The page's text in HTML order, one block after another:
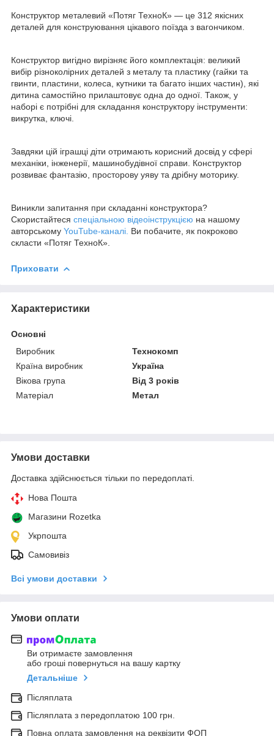
Конструктор металевий «Потяг ТехноК» — це 312 якісних
деталей для конструювання цікавого поїзда з вагончиком.
Конструктор вигідно вирізняє його комплектація: великий
вибір різноколірних деталей з металу та пластику (гайки та
гвинти, пластини, колеса, кутники та багато інших частин), які
дитина самостійно прилаштовує одна до одної. Також, у
наборі є потрібні для складання конструктору інструменти:
викрутка, ключі.
Завдяки цій іграшці діти отримають корисний досвід у сфері
механіки, інженерії, машинобудівної справи. Конструктор
розвиває фантазію, просторову уяву та дрібну моторику.
Виникли запитання при складанні конструктора?
Скористайтеся спеціальною відеоінструкцією на нашому
авторському YouTube-каналі. Ви побачите, як покроково
скласти «Потяг ТехноК».
Приховати
Характеристики
Основні
Виробник
Технокомп
Країна виробник
Україна
Вікова група
Від 3 років
Матеріал
Метал
Умови доставки
Доставка здійснюється тільки по передоплаті.
Нова Пошта
Магазини Rozetka
Укрпошта
Самовивіз
Всі умови доставки
Умови оплати
Ви отримаєте замовлення
або гроші повернуться на вашу картку
Детальніше
Післяплата
Післяплата з передоплатою 100 грн.
Повна оплата замовлення на реквізити ФОП